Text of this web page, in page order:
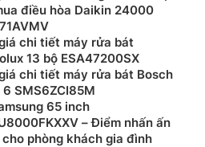
điều hòa Daikin 24000
chi tiết máy rửa bát
13 bộ ESA47200SX
chi tiết máy rửa bát Bosch
SMS6ZCI85M
65 inch
– Điểm nhấn ấn
phòng khách gia đình